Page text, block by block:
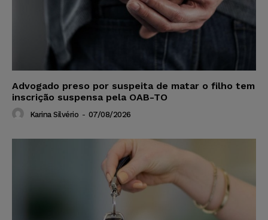
Advogado preso por suspeita de matar o filho tem
inscrição suspensa pela OAB-TO
Karina Silvério - 07/08/2026